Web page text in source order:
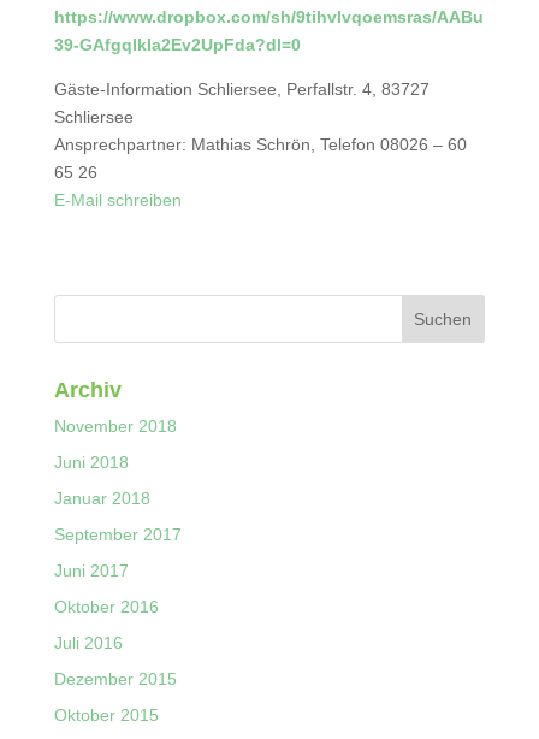
https://www.dropbox.com/sh/9tihvlvqoemsras/AABu
39-GAfgqlkIa2Ev2UpFda?dl=0
Gäste-Information Schliersee, Perfallstr. 4, 83727
Schliersee
Ansprechpartner: Mathias Schrön, Telefon 08026 – 60
65 26
E-Mail schreiben
Archiv
November 2018
Juni 2018
Januar 2018
September 2017
Juni 2017
Oktober 2016
Juli 2016
Dezember 2015
Oktober 2015